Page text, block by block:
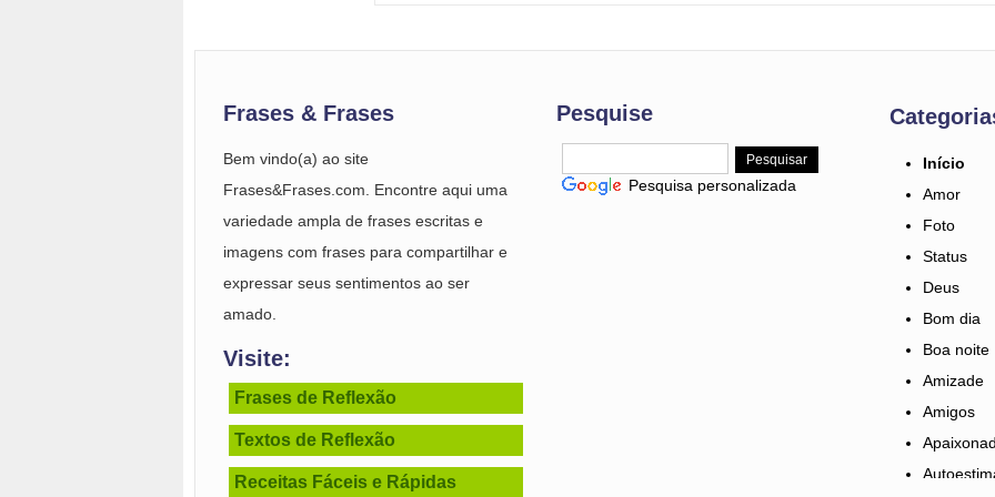
Frases & Frases
Bem vindo(a) ao site
Frases&Frases.com. Encontre aqui uma
variedade ampla de frases escritas e
imagens com frases para compartilhar e
expressar seus sentimentos ao ser
amado.
Visite:
Frases de Reflexão
Textos de Reflexão
Receitas Fáceis e Rápidas
Pesquise
Pesquisa personalizada
Início
Amor
Foto
Status
Deus
Bom dia
Boa noite
Amizade
Amigos